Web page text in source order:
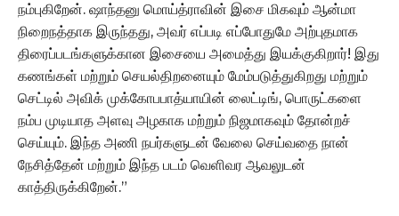
நம்புகிறேன். ஷாந்தனு மொய்த்ராவின் இசை மிகவும் ஆன்மா
நிறைநத்தாக இருந்தது, அவர் எப்படி எப்போதுமே அற்புதமாக
திரைப்படங்களுக்கான இசையை அமைத்து இயக்குகிறார்! இது
கணங்கள் மற்றும் செயல்திறனையும் மேம்படுத்துகிறது மற்றும்
செட்டில் அவிக் முக்கோபபாத்யாயின் லைட்டிங், பொருட்களை
நம்ப முடியாத அளவு அழகாக மற்றும் நிஜமாகவும் தோன்றச்
செய்யும். இந்த அணி நபர்களுடன் வேலை செய்வதை நான்
நேசித்தேன் மற்றும் இந்த படம் வெளிவர ஆவலுடன்
காத்திருக்கிறேன்.”